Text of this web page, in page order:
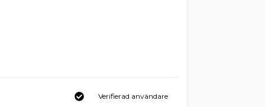
Verifierad användare